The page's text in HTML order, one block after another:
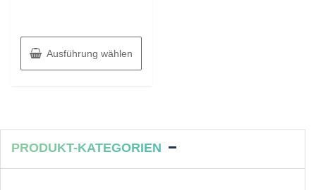
Ausführung wählen
PRODUKT-KATEGORIEN